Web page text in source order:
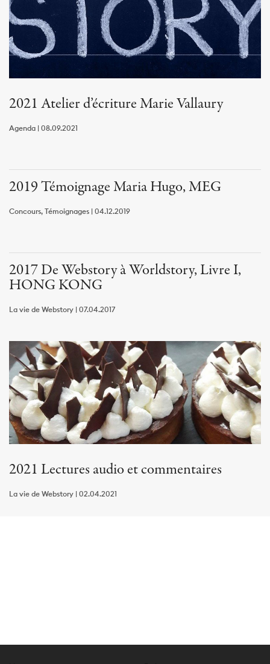
2021 Atelier d’écriture Marie Vallaury
Agenda | 08.09.2021
2019 Témoignage Maria Hugo, MEG
Concours, Témoignages | 04.12.2019
2017 De Webstory à Worldstory, Livre I,
HONG KONG
La vie de Webstory | 07.04.2017
2021 Lectures audio et commentaires
La vie de Webstory | 02.04.2021